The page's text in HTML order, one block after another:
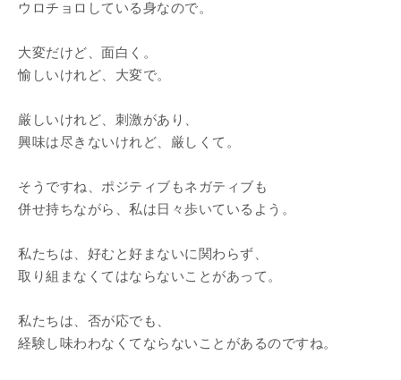
ウロチョロしている身なので。
大変だけど、面白く。
愉しいけれど、大変で。
厳しいけれど、刺激があり、
興味は尽きないけれど、厳しくて。
そうですね、ポジティブもネガティブも
併せ持ちながら、私は日々歩いているよう。
私たちは、好むと好まないに関わらず、
取り組まなくてはならないことがあって。
私たちは、否が応でも、
経験し味わわなくてならないことがあるのですね。